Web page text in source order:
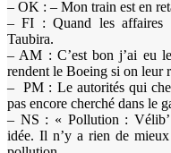
– OK : – Mon train est en
– FI : Quand les affaires
Taubira.
– AM : C’est bon j’ai eu
rendent le Boeing si on leur
– PM : Le autorités qui
pas encore cherché dans le
– NS : « Pollution : Vélib’
idée. Il n’y a rien de